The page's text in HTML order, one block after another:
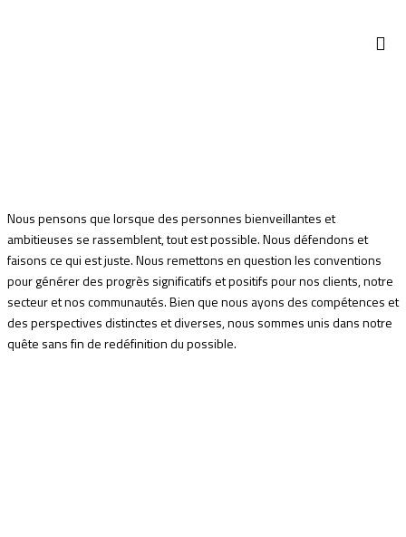
Nous pensons que lorsque des personnes bienveillantes et
ambitieuses se rassemblent, tout est possible. Nous défendons et
faisons ce qui est juste. Nous remettons en question les conventions
pour générer des progrès significatifs et positifs pour nos clients, notre
secteur et nos communautés. Bien que nous ayons des compétences et
des perspectives distinctes et diverses, nous sommes unis dans notre
quête sans fin de redéfinition du possible.